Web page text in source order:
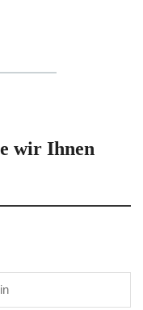
wir Ihnen